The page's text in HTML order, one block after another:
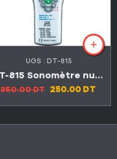
UGS : DT-815
DT-815 Sonomètre numérique 30-130dB
350.00DT 250.00 DT